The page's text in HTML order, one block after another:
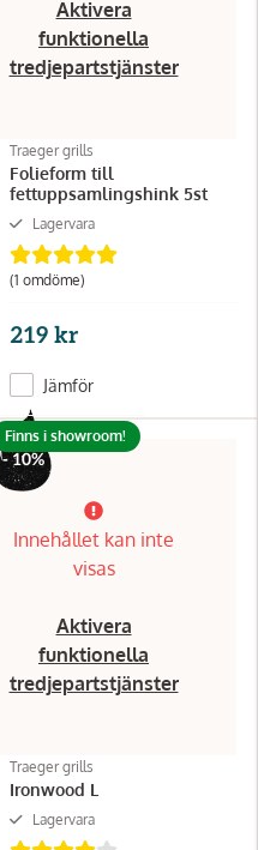
Aktivera
funktionella
tredjepartstjänster
Traeger grills
Folieform till
fettuppsamlingshink 5st
Lagervara
(1 omdöme)
219 kr
Jämför
- 10%
Innehållet kan inte
visas
Aktivera
funktionella
tredjepartstjänster
Traeger grills
Ironwood L
Lagervara
Finns i showroom!